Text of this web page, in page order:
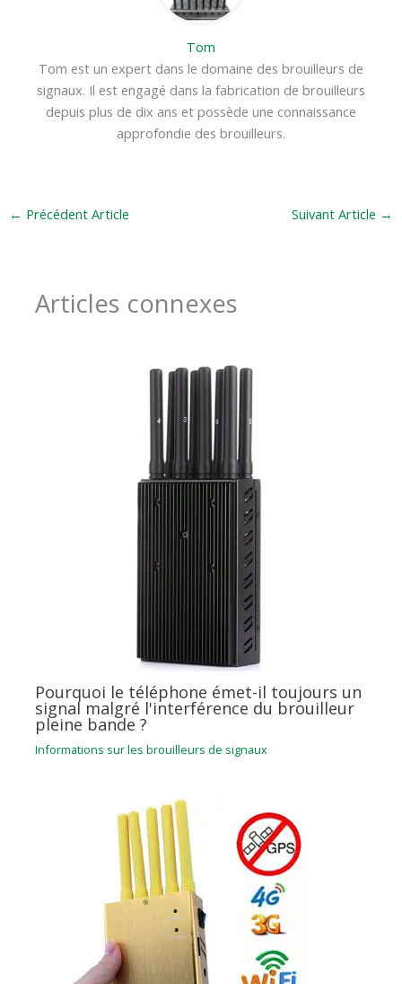
Tom
Tom est un expert dans le domaine des brouilleurs de
signaux. Il est engagé dans la fabrication de brouilleurs
depuis plus de dix ans et possède une connaissance
approfondie des brouilleurs.
← Précédent Article Suivant Article →
Articles connexes
Pourquoi le téléphone émet-il toujours un
signal malgré l'interférence du brouilleur
pleine bande ?
Informations sur les brouilleurs de signaux